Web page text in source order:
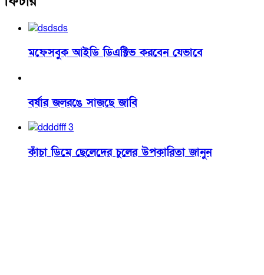
মফেসবুক আইডি ডিএক্টিভ করবেন যেভাবে
বর্ষার জলরঙে সাজছে জাবি
কাঁচা ডিমে ছেলেদের চুলের উপকারিতা জানুন